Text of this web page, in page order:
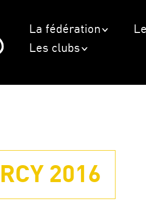
La fédération
Les clubs
2016